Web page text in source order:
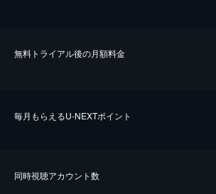
無料トライアル後の⽉額料金
毎⽉もらえるU-NEXTポイント
同時視聴アカウント数